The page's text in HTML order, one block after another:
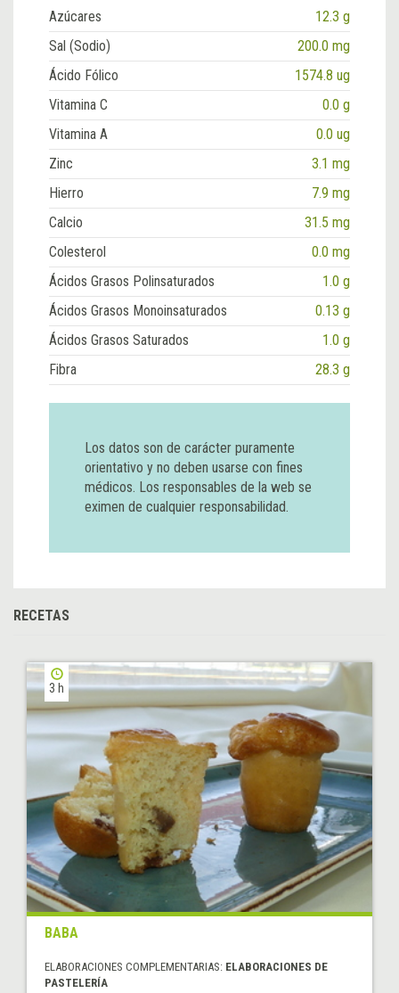
Azúcares
12.3 g
Sal (Sodio)
200.0 mg
Ácido Fólico
1574.8 ug
Vitamina C
0.0 g
Vitamina A
0.0 ug
Zinc
3.1 mg
Hierro
7.9 mg
Calcio
31.5 mg
Colesterol
0.0 mg
Ácidos Grasos Polinsaturados
1.0 g
Ácidos Grasos Monoinsaturados
0.13 g
Ácidos Grasos Saturados
1.0 g
Fibra
28.3 g
Los datos son de carácter puramente
orientativo y no deben usarse con fines
médicos. Los responsables de la web se
eximen de cualquier responsabilidad.
RECETAS
3 h
BABA
ELABORACIONES COMPLEMENTARIAS: ELABORACIONES DE
PASTELERÍA